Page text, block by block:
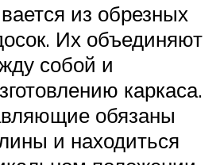
из обрезных
Их объединяют
собой и
каркаса.
обязаны
и находиться